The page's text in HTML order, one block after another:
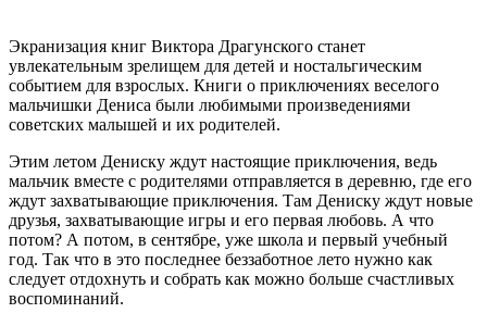
Экранизация книг Виктора Драгунского станет
увлекательным зрелищем для детей и ностальгическим
событием для взрослых. Книги о приключениях веселого
мальчишки Дениса были любимыми произведениями
советских малышей и их родителей.
Этим летом Дениску ждут настоящие приключения, ведь
мальчик вместе с родителями отправляется в деревню, где его
ждут захватывающие приключения. Там Дениску ждут новые
друзья, захватывающие игры и его первая любовь. А что
потом? А потом, в сентябре, уже школа и первый учебный
год. Так что в это последнее беззаботное лето нужно как
следует отдохнуть и собрать как можно больше счастливых
воспоминаний.